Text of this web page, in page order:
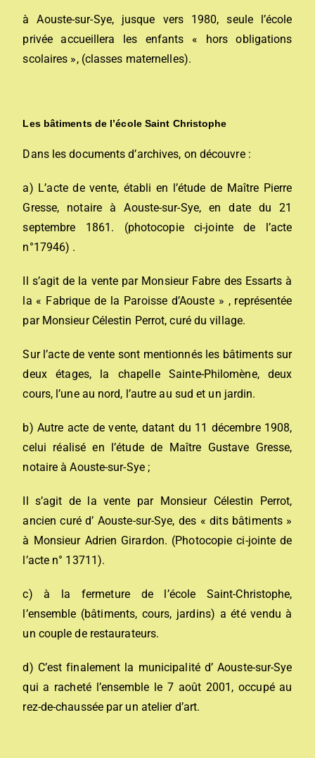
à Aouste-sur-Sye, jusque vers 1980, seule l’école
privée accueillera les enfants « hors obligations
scolaires », (classes maternelles).
Les bâtiments de l’école Saint Christophe
Dans les documents d’archives, on découvre :
a) L’acte de vente, établi en l’étude de Maître Pierre
Gresse, notaire à Aouste-sur-Sye, en date du 21
septembre 1861. (photocopie ci-jointe de l’acte
n°17946) .
Il s’agit de la vente par Monsieur Fabre des Essarts à
la « Fabrique de la Paroisse d’Aouste » , représentée
par Monsieur Célestin Perrot, curé du village.
Sur l’acte de vente sont mentionnés les bâtiments sur
deux étages, la chapelle Sainte-Philomène, deux
cours, l’une au nord, l’autre au sud et un jardin.
b) Autre acte de vente, datant du 11 décembre 1908,
celui réalisé en l’étude de Maître Gustave Gresse,
notaire à Aouste-sur-Sye ;
Il s’agit de la vente par Monsieur Célestin Perrot,
ancien curé d’ Aouste-sur-Sye, des « dits bâtiments »
à Monsieur Adrien Girardon. (Photocopie ci-jointe de
l’acte n° 13711).
c) à la fermeture de l’école Saint-Christophe,
l’ensemble (bâtiments, cours, jardins) a été vendu à
un couple de restaurateurs.
d) C’est finalement la municipalité d’ Aouste-sur-Sye
qui a racheté l’ensemble le 7 août 2001, occupé au
rez-de-chaussée par un atelier d’art.